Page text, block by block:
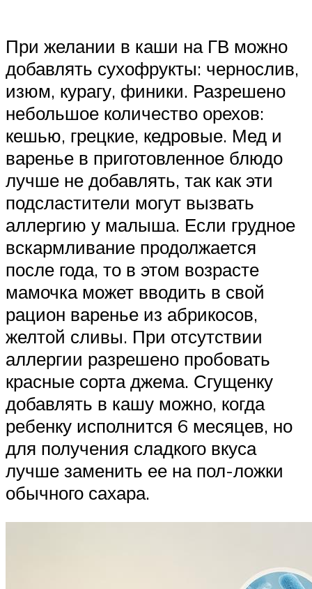
При желании в каши на ГВ можно
добавлять сухофрукты: чернослив,
изюм, курагу, финики. Разрешено
небольшое количество орехов:
кешью, грецкие, кедровые. Мед и
варенье в приготовленное блюдо
лучше не добавлять, так как эти
подсластители могут вызвать
аллергию у малыша. Если грудное
вскармливание продолжается
после года, то в этом возрасте
мамочка может вводить в свой
рацион варенье из абрикосов,
желтой сливы. При отсутствии
аллергии разрешено пробовать
красные сорта джема. Сгущенку
добавлять в кашу можно, когда
ребенку исполнится 6 месяцев, но
для получения сладкого вкуса
лучше заменить ее на пол-ложки
обычного сахара.